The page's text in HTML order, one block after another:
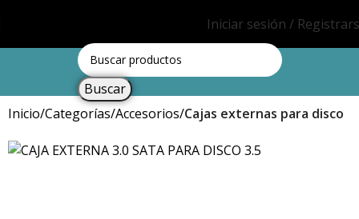
Iniciar sesión /
Buscar
Inicio Categorías Accesorios Cajas externas para disco